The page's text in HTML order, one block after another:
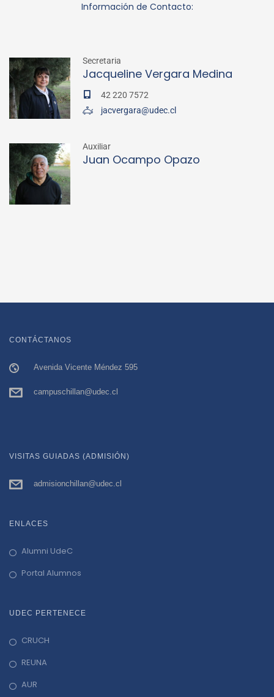
Información de Contacto:
Secretaria
Jacqueline Vergara Medina
42 220 7572
jacvergara@udec.cl
Auxiliar
Juan Ocampo Opazo
CONTÁCTANOS
Avenida Vicente Méndez 595
campuschillan@udec.cl
VISITAS GUIADAS (ADMISIÓN)
admisionchillan@udec.cl
ENLACES
Alumni UdeC
Portal Alumnos
UDEC PERTENECE
CRUCH
REUNA
AUR